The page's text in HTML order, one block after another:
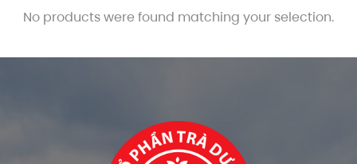
No products were found matching your selection.